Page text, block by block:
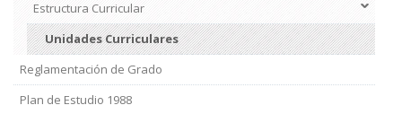
Estructura Curricular
Unidades Curriculares
Reglamentación de Grado
Plan de Estudio 1988